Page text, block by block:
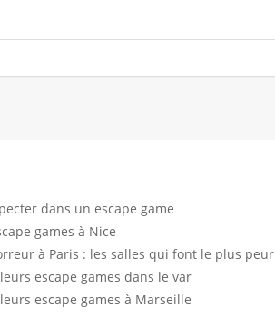
dans un escape game
games à Nice
à Paris : les salles qui font le plus peur
escape games dans le var
escape games à Marseille